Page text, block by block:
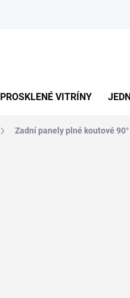
PROSKLENÉ VITRÍNY
Zadní panely plné koutové 90°